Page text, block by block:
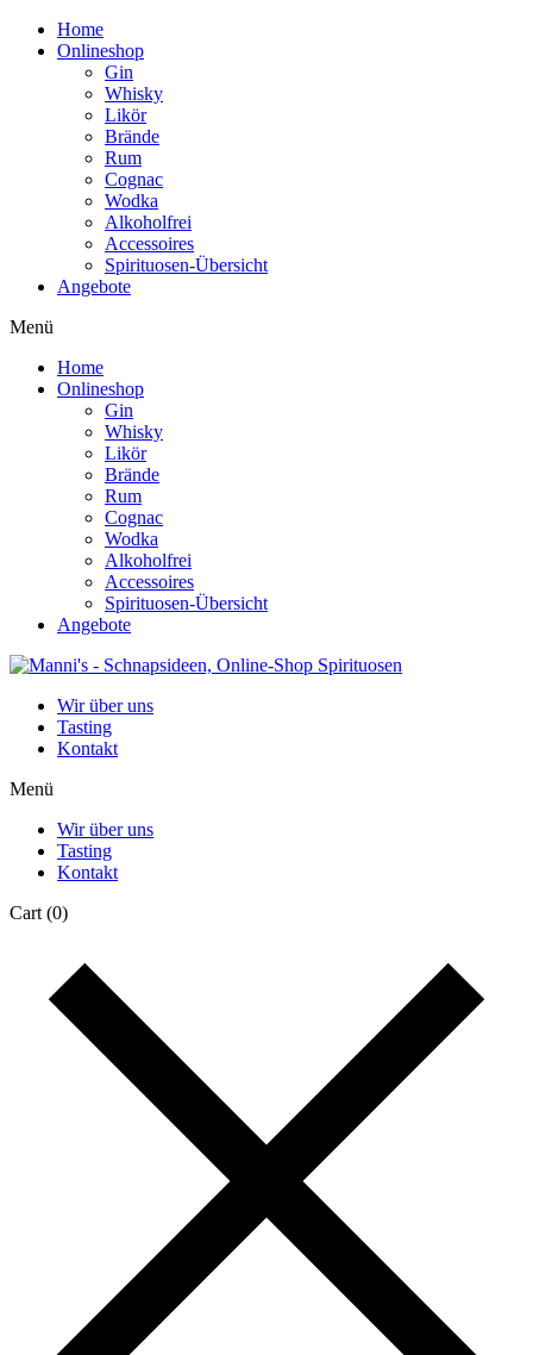
Home
Onlineshop
Gin
Whisky
Likör
Brände
Rum
Cognac
Wodka
Alkoholfrei
Accessoires
Spirituosen-Übersicht
Angebote
Menü
Home
Onlineshop
Gin
Whisky
Likör
Brände
Rum
Cognac
Wodka
Alkoholfrei
Accessoires
Spirituosen-Übersicht
Angebote
Wir über uns
Tasting
Kontakt
Menü
Wir über uns
Tasting
Kontakt
Cart (0)